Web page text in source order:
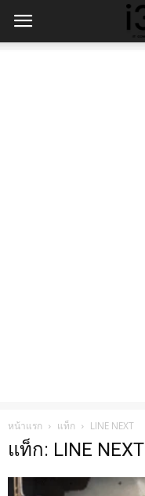
หน้าแรก แท็ก LINE NEXT
แท็ก: LINE NEXT